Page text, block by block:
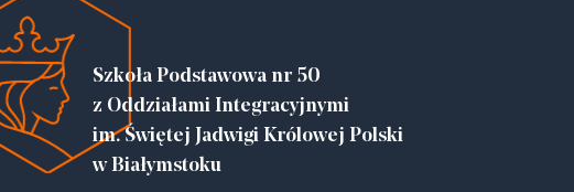
Szkoła Podstawowa nr 50
z Oddziałami Integracyjnymi
im. Świętej Jadwigi Królowej Polski
w Białymstoku